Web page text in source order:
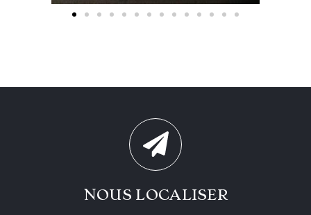
NOUS LOCALISER